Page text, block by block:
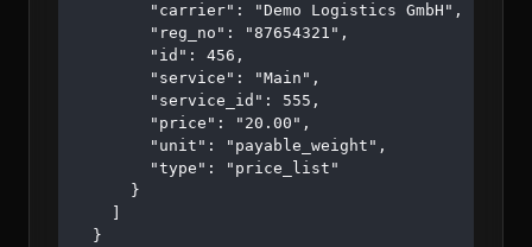
        "carrier": "Demo Logistics GmbH",
        "reg_no": "87654321",
        "id": 456,
        "service": "Main",
        "service_id": 555,
        "price": "20.00",
        "unit": "payable_weight",
        "type": "price_list"
      }
  }